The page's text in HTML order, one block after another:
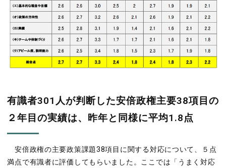
有識者301人が判断した安倍政権主要38項目の
２年目の実績は、昨年と同様に平均1.8点
安倍政権の主要政策課題38項目に関する対応について、５点
満点で有識者に評価してもらいました。ここでは「うまく対応